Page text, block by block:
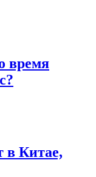
время
в Китае,